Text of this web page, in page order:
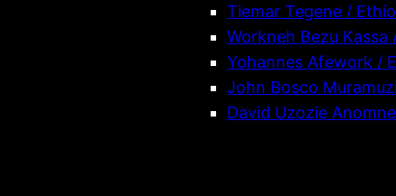
Tiemar Tegene /
Workneh Bezu Kassa
Yohannes Afework /
John Bosco
David Uzozie